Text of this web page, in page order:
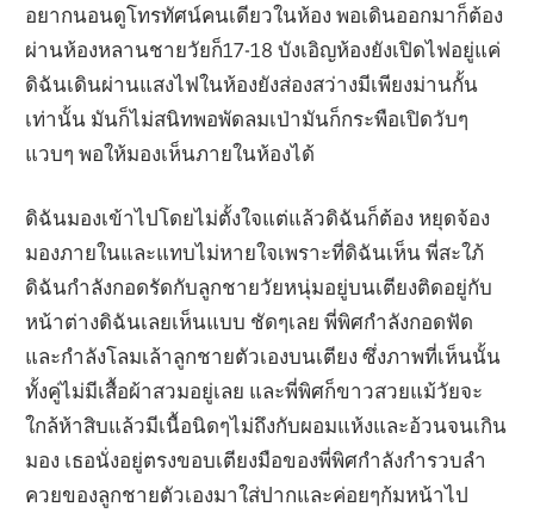
อยากนอนดูโทรทัศน์คนเดียวในห้อง พอเดินออกมาก็ต้อง
ผ่านห้องหลานชายวัยก็17-18 บังเอิญห้องยังเปิดไฟอยู่แค่
ดิฉันเดินผ่านแสงไฟในห้องยังส่องสว่างมีเพียงม่านกั้น
เท่านั้น มันก็ไม่สนิทพอพัดลมเป่ามันก็กระพือเปิดวับๆ
แวบๆ พอให้มองเห็นภายในห้องได้
ดิฉันมองเข้าไปโดยไม่ตั้งใจแต่แล้วดิฉันก็ต้อง หยุดจ้อง
มองภายในและแทบไม่หายใจเพราะที่ดิฉันเห็น พี่สะใภ้
ดิฉันกำลังกอดรัดกับลูกชายวัยหนุ่มอยู่บนเตียงติดอยู่กับ
หน้าต่างดิฉันเลยเห็นแบบ ชัดๆเลย พี่พิศกำลังกอดฟัด
และกำลังโลมเล้าลูกชายตัวเองบนเตียง ซึ่งภาพที่เห็นนั้น
ทั้งคู่ไม่มีเสื้อผ้าสวมอยู่เลย และพี่พิศก็ขาวสวยแม้วัยจะ
ใกล้ห้าสิบแล้วมีเนื้อนิดๆไม่ถึงกับผอมแห้งและอ้วนจนเกิน
มอง เธอนั่งอยู่ตรงขอบเตียงมือของพี่พิศกำลังกำรวบลำ
ควยของลูกชายตัวเองมาใส่ปากและค่อยๆก้มหน้าไป